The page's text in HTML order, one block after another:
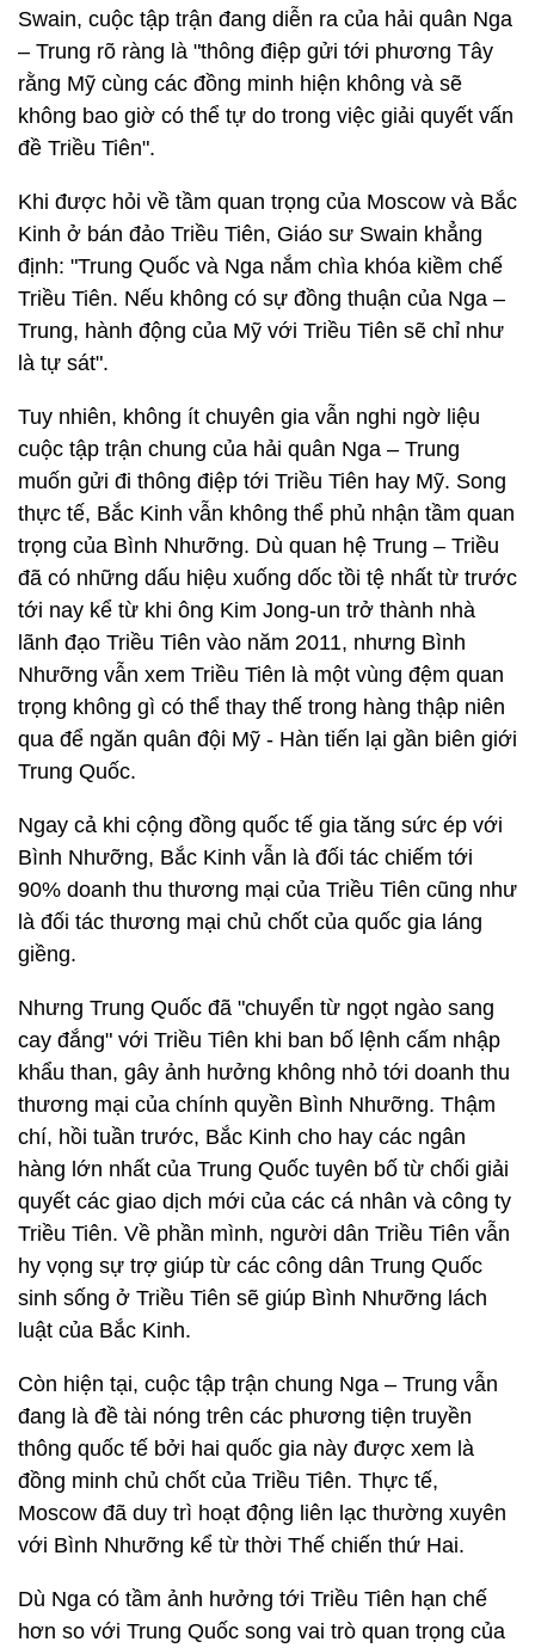
Swain, cuộc tập trận đang diễn ra của hải quân Nga
– Trung rõ ràng là "thông điệp gửi tới phương Tây
rằng Mỹ cùng các đồng minh hiện không và sẽ
không bao giờ có thể tự do trong việc giải quyết vấn
đề Triều Tiên".
Khi được hỏi về tầm quan trọng của Moscow và Bắc
Kinh ở bán đảo Triều Tiên, Giáo sư Swain khẳng
định: "Trung Quốc và Nga nắm chìa khóa kiềm chế
Triều Tiên. Nếu không có sự đồng thuận của Nga –
Trung, hành động của Mỹ với Triều Tiên sẽ chỉ như
là tự sát".
Tuy nhiên, không ít chuyên gia vẫn nghi ngờ liệu
cuộc tập trận chung của hải quân Nga – Trung
muốn gửi đi thông điệp tới Triều Tiên hay Mỹ. Song
thực tế, Bắc Kinh vẫn không thể phủ nhận tầm quan
trọng của Bình Nhưỡng. Dù quan hệ Trung – Triều
đã có những dấu hiệu xuống dốc tồi tệ nhất từ trước
tới nay kể từ khi ông Kim Jong-un trở thành nhà
lãnh đạo Triều Tiên vào năm 2011, nhưng Bình
Nhưỡng vẫn xem Triều Tiên là một vùng đệm quan
trọng không gì có thể thay thế trong hàng thập niên
qua để ngăn quân đội Mỹ - Hàn tiến lại gần biên giới
Trung Quốc.
Ngay cả khi cộng đồng quốc tế gia tăng sức ép với
Bình Nhưỡng, Bắc Kinh vẫn là đối tác chiếm tới
90% doanh thu thương mại của Triều Tiên cũng như
là đối tác thương mại chủ chốt của quốc gia láng
giềng.
Nhưng Trung Quốc đã "chuyển từ ngọt ngào sang
cay đắng" với Triều Tiên khi ban bố lệnh cấm nhập
khẩu than, gây ảnh hưởng không nhỏ tới doanh thu
thương mại của chính quyền Bình Nhưỡng. Thậm
chí, hồi tuần trước, Bắc Kinh cho hay các ngân
hàng lớn nhất của Trung Quốc tuyên bố từ chối giải
quyết các giao dịch mới của các cá nhân và công ty
Triều Tiên. Về phần mình, người dân Triều Tiên vẫn
hy vọng sự trợ giúp từ các công dân Trung Quốc
sinh sống ở Triều Tiên sẽ giúp Bình Nhưỡng lách
luật của Bắc Kinh.
Còn hiện tại, cuộc tập trận chung Nga – Trung vẫn
đang là đề tài nóng trên các phương tiện truyền
thông quốc tế bởi hai quốc gia này được xem là
đồng minh chủ chốt của Triều Tiên. Thực tế,
Moscow đã duy trì hoạt động liên lạc thường xuyên
với Bình Nhưỡng kể từ thời Thế chiến thứ Hai.
Dù Nga có tầm ảnh hưởng tới Triều Tiên hạn chế
hơn so với Trung Quốc song vai trò quan trọng của